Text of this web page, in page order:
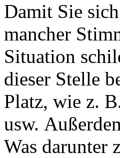
Damit Sie
mancher
Situation
dieser Stelle
Platz, wie z.
usw.
Was darunter